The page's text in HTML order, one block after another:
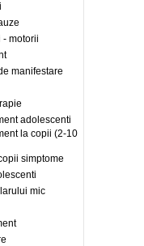
- motorii
manifestare
adolescenti
la copii (2-10
simptome
mic